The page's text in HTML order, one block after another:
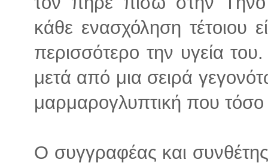
κάθε ενασχόληση τέτοιου
περισσότερο την υγεία
μετά από μια σειρά
μαρμαρογλυπτική που
Ο συγγραφέας και